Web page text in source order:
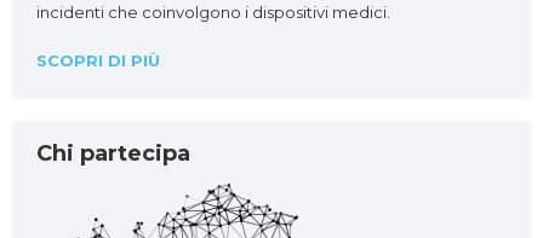
incidenti che coinvolgono i dispositivi medici.
SCOPRI DI PIÙ
Chi partecipa